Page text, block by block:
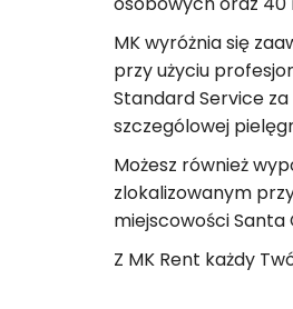
MK wyróżnia się
przy użyciu
Standard Service
szczególowej
Możesz również
zlokalizowanym
miejscowości Santa
Z MK Rent każdy